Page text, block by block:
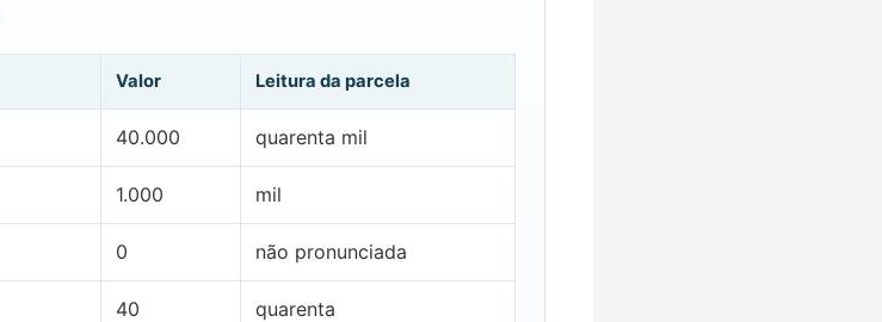
Valor Leitura da parcela
40.000 quarenta mil
1.000 mil
0 não pronunciada
40 quarenta